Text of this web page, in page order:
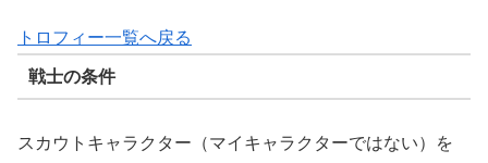
トロフィー一覧へ戻る
戦士の条件
スカウトキャラクター（マイキャラクターではない）を